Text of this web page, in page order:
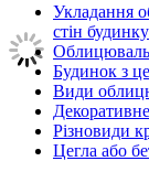
Укладання
стін будинку
Будинок з
Види
Різновиди
Цегла або